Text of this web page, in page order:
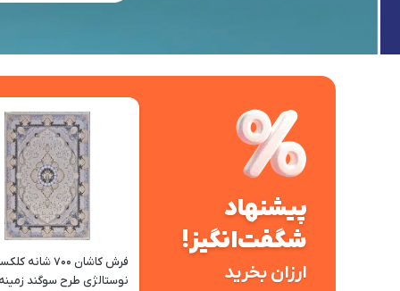
پیشنهاد
شگفت‌انگیز!
ارزان بخرید
فرش کاشان 700
نوستالژی طرح سوگند